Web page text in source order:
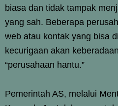
biasa dan tidak tampak
yang sah. Beberapa
web atau kontak yang bisa
kecurigaan akan
“perusahaan hantu.”
Pemerintah AS, melalui